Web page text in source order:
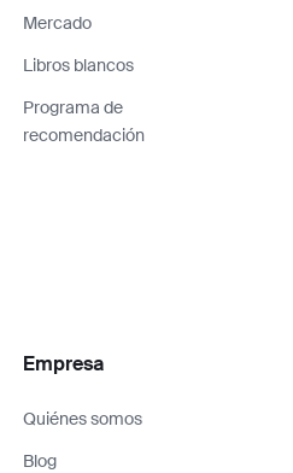
Mercado
Libros blancos
Programa de
recomendación
Empresa
Quiénes somos
Blog